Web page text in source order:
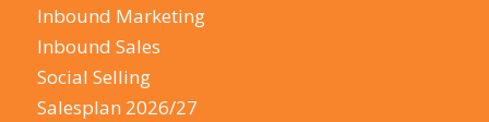
Inbound Marketing
Inbound Sales
Social Selling
Salesplan 2026/27